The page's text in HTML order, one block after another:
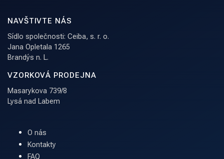
NAVŠTIVTE NÁS
Sídlo společnosti: Ceiba, s. r. o.
Jana Opletala 1265
Brandýs n. L.
VZORKOVÁ PRODEJNA
Masarykova 739/8
Lysá nad Labem
O nás
Kontakty
FAQ